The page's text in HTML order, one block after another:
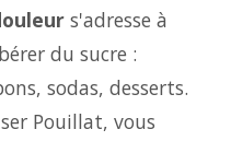
s'adresse à
du sucre :
sodas, desserts.
Pouillat, vous